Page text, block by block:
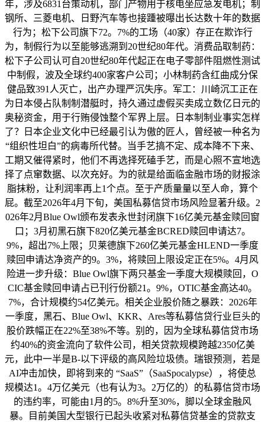
年，涉及6831台策动机，部门产物用于核电坐应急发电机；制
钢所、三菱电机、日野汽车等也接踵被曝出长达数十年的数据
行为；松下公司旗下72。7%的工场（40家）存正在欺诈行
为，制假行为以至能够逃溯到20世纪80年代。消费品取制药：
松下子公司认可自20世纪80年代起正在电子零部件阻燃性测试
中制假，波及全球约400家客户公司；小林制药含红曲成分保
健品致391人灭亡，出产办理严沉失序。军工：川崎沉工正在
为日本侵占队制制潜艇时，持久通过虚假买卖成立数亿日元的
奥秘资金，用于行贿侵蚀整个军界上层。日本制制业事实怎样
了？日本企业文化中已经最引认为傲的匠人，曾经被一种名为
“组织性坦白”的病毒所代替。当手艺搞不定、成本降不下来、
工期又催得紧时，他们不再选择死磕手艺，而是心照不宣地选
择了点窜数据、以次充好。为的就是给面临金融市场的财报涂
脂抹粉，让利润率再上1个点。至于产质量量以至人命，算个
屁。截至2026年4月下旬，美国私募信贷市场风险显著升级。2
026年2月Blue Owl颁布发表永世封闭旗下16亿美元基金赎回窗
口；3月初黑石旗下820亿美元基金BCRED赎回申请达7。
9%，超出7%上限；贝莱德旗下260亿美元基金HLEND一季度
赎回申请达净资产的9。3%，将赎回上限设定正在5%。4月风
险进一步升级：Blue Owl旗下两只基金一季度大规模赎回，O
CIC基金赎回申请占已刊行份额21。9%，OTIC基金高达40。
7%，合计规模约54亿美元。相关企业股价随之暴跌：2026年
一季度，黑石、Blue Owl、KKR、Ares等私募信贷行业巨头的
股价跌幅正在22%至38%不等。别的，因为全球私募信贷市场
约40%的资金流向了软件公司，相关贷款规模跨越2350亿美
元，此中一半是B-以下评级的高风险垃圾债。瑞银预测，若是
AI冲击加快，即将到来的 “SaaS”（SaaSpocalypse），将使总
规模达1。4万亿美元（也有认为3。2万亿的）的私募信贷市场
的违约率，可能由1月的5。8%升至30%，脚以全球金融风
暴。目前美国大型银行已起头收紧对私募信贷基金的贷款支